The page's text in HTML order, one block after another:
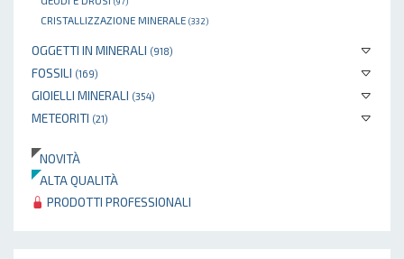
CRISTALLIZZAZIONE MINERALE (332)
OGGETTI IN MINERALI (918)
FOSSILI (169)
GIOIELLI MINERALI (354)
METEORITI (21)
NOVITÀ
ALTA QUALITÀ
PRODOTTI PROFESSIONALI